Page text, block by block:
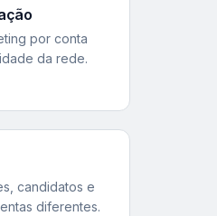
por conta
da rede.
candidatos e
diferentes.